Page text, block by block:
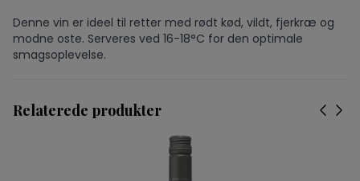
Denne vin er ideel til retter med rødt kød, vildt, fjerkræ og
modne oste. Serveres ved 16-18°C for den optimale
smagsoplevelse.
Relaterede produkter